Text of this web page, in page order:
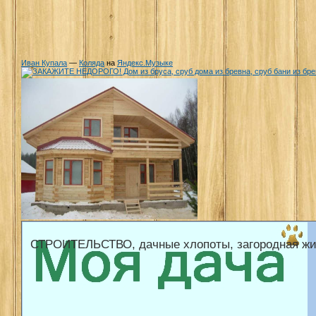
Иван Купала — Коляда на Яндекс.Музыке
СТРОИТЕЛЬСТВО, дачные хлопоты, загородная